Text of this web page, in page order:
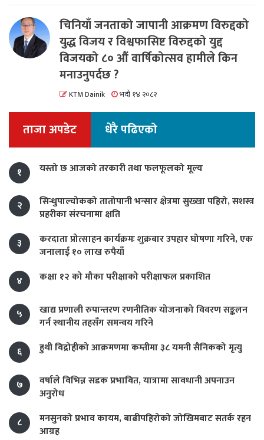
चिनियाँ जनताको जापानी आक्रमण विरुद्दको
युद्ध विजय र विश्वफासिष्ट विरुद्दको युद्द
विजयको ८० औं वार्षिकोत्सव हामीले किन
मनाउनुपर्दछ ?
KTM Dainik भदौ १४ २०८२
ताजा अपडेट धेरै पढिएको
१ यस्तो छ आजको तरकारी तथा फलफूलको मूल्य
२
सिन्धुपाल्चोकको तातोपानी भन्सार क्षेत्रमा सुख्खा पहिरो, सशस्त्र
प्रहरीका संरचनामा क्षति
३
करदाता प्रोत्साहन कार्यक्रमः शुक्रबार उपहार घोषणा गरिने, एक
जनालाई १० लाख रुपैयाँ
४
कक्षा १२ को मौका परीक्षाको परीक्षाफल प्रकाशित
५
खाद्य प्रणाली रुपान्तरण रणनीतिक योजनाको विवरण सङ्कलन
गर्न स्थानीय तहसँग समन्वय गरिने
६
हुथी विद्रोहीको आक्रमणमा कम्तीमा ३८ यमनी सैनिकको मृत्यु
७
वर्षाले विभिन्न सडक प्रभावित, यात्रामा सावधानी अपनाउन
अनुरोध
८
मनसुनको प्रभाव कायम, बाढीपहिरोको जोखिमबाट सतर्क रहन
आग्रह